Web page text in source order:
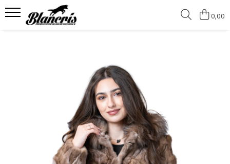
Jachete de vulpe argintie
Jachete de vulpe polara
Jachete de vizon MRR
Haine de nurcă
0,00